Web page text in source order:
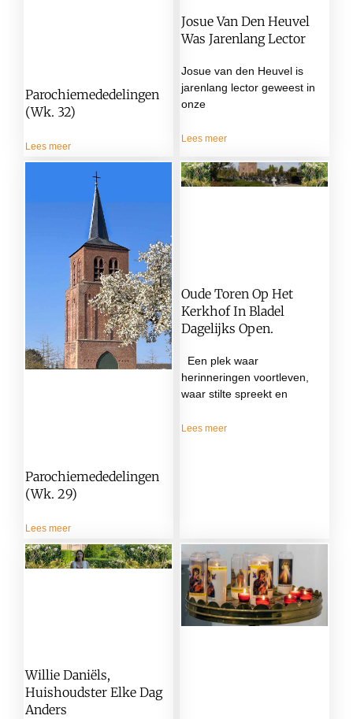
Parochiemededelingen
(wk. 32)
Lees meer
Josue Van Den Heuvel
Was Jarenlang Lector
Josue van den Heuvel is
jarenlang lector geweest in
onze
Lees meer
Parochiemededelingen
(wk. 29)
Lees meer
Oude Toren Op Het
Kerkhof In Bladel
Dagelijks Open.
Een plek waar
herinneringen voortleven,
waar stilte spreekt en
Lees meer
Willie Daniëls,
Huishoudster Elke Dag
Anders